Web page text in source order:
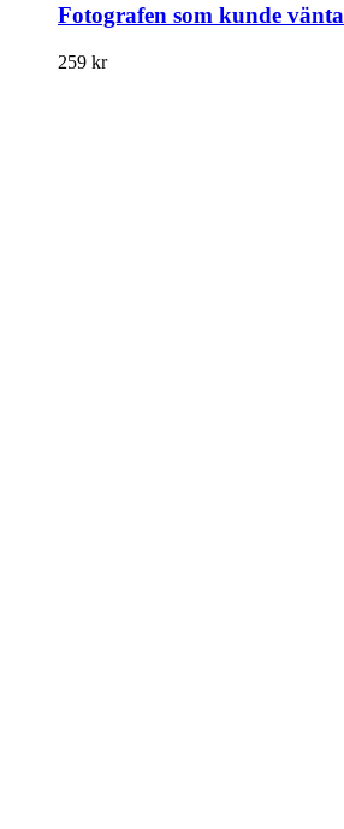
Fotografen som kunde vänta
259 kr